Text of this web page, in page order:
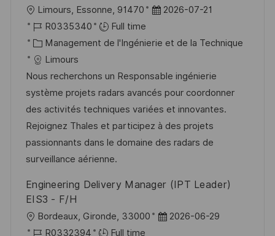
e
t
o
c
a
l
i
s
a
t
i
n
Limours, Essonne, 91470
D
t
d
’
a
f
f
h
2026-07-21
R
é
f
é
r
e
n
c
e
u
R0335340
Full time
C
a
t
é
g
o
r
i
Management de l'Ingénierie et de la Technique
Limours
Nous recherchons un Responsable ingénierie
système projets radars avancés pour coordonner
des activités techniques variées et innovantes.
Rejoignez Thales et participez à des projets
passionnants dans le domaine des radars de
surveillance aérienne.
Engineering Delivery Manager (IPT Leader)
EIS3 - F/H
o
Bordeaux, Gironde, 33000
D 2026-06-29
R
R0332394
Full time